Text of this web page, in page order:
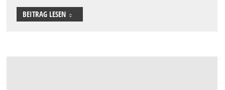
BEITRAG LESEN